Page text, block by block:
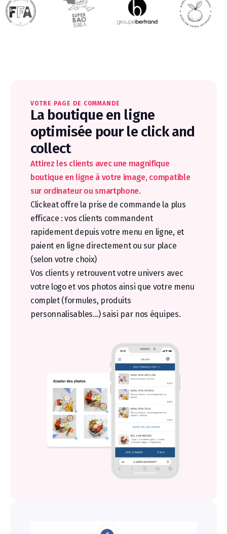
VOTRE PAGE DE COMMANDE
La boutique en ligne
optimisée pour le click and
collect
Attirez les clients avec une magnifique
boutique en ligne à votre image, compatible
sur ordinateur ou smartphone.
Clickeat offre la prise de commande la plus
efficace : vos clients commandent
rapidement depuis votre menu en ligne, et
paient en ligne directement ou sur place
(selon votre choix)
Vos clients y retrouvent votre univers avec
votre logo et vos photos ainsi que votre menu
complet (formules, produits
personnalisables...) saisi par nos équipes.